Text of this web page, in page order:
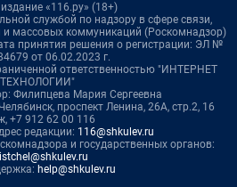
«116.ру» (18+)
службой по надзору в сфере связи,
массовых коммуникаций (Роскомнадзор)
принятия решения о регистрации: ЭЛ №
от 06.02.2023 г.
ответственностью "ИНТЕРНЕТ
ТЕХНОЛОГИИ"
Филипцева Мария Сергеевна
проспект Ленина, 26А, стр.2, 16
+7 912 62 00 116
редакции: 116@shkulev.ru
и государственных органов:
help@shkulev.ru